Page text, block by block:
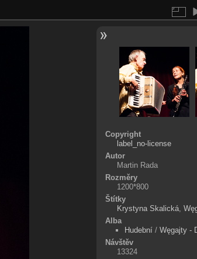
Copyright
label_no-license
Autor
Martin Rada
Rozměry
1200*800
Štítky
Krystyna Skalická,
Alba
Hudební/ Węgajty -
Návštěv
13324